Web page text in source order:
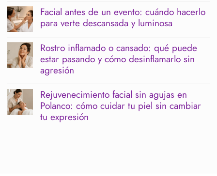
pesadas:
cómo
acompañar
tu
corporal
hay
comentarios
en
Limpieza
profunda
para
piel
sensible:
cómo
sin
irritar
la
barrera
cutánea
Facial antes de un evento: cuándo hacerlo
para verte descansada y luminosa
hay
comentarios
en
Facial
antes
un
evento:
cuándo
hacerlo
para
Rostro inflamado o cansado: qué puede
estar pasando y cómo desinflamarlo sin
agresión
hay
comentarios
en
Rostro
inflamado
Rejuvenecimiento facial sin agujas en
Polanco: cómo cuidar tu piel sin cambiar
tu expresión